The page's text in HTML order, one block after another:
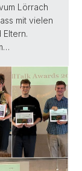
Lörrach
mit vielen